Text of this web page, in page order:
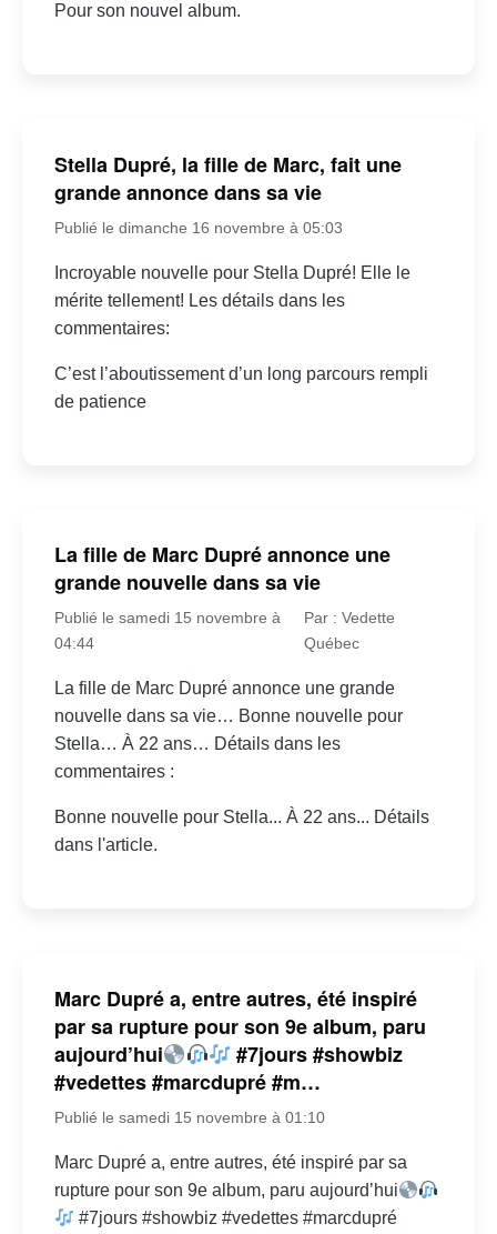
Pour son nouvel album.
Stella Dupré, la fille de Marc, fait une
grande annonce dans sa vie
Publié le dimanche 16 novembre à 05:03
Incroyable nouvelle pour Stella Dupré! Elle le
mérite tellement! Les détails dans les
commentaires:
C’est l’aboutissement d’un long parcours rempli
de patience
La fille de Marc Dupré annonce une
grande nouvelle dans sa vie
Publié le samedi 15 novembre à
04:44
Par : Vedette
Québec
La fille de Marc Dupré annonce une grande
nouvelle dans sa vie… Bonne nouvelle pour
Stella… À 22 ans… Détails dans les
commentaires :
Bonne nouvelle pour Stella... À 22 ans... Détails
dans l'article.
Marc Dupré a, entre autres, été inspiré
par sa rupture pour son 9e album, paru
aujourd’hui
#7jours #showbiz
#vedettes #marcdupré #m…
Publié le samedi 15 novembre à 01:10
Marc Dupré a, entre autres, été inspiré par sa
rupture pour son 9e album, paru aujourd’hui
#7jours #showbiz #vedettes #marcdupré